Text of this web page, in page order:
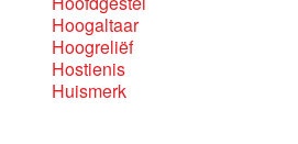
Hoogaltaar
Hoogreliëf
Hostienis
Huismerk